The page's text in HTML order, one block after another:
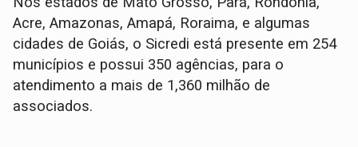
Acre, Amazonas, Amapá, Roraima, e algumas
cidades de Goiás, o Sicredi está presente em 254
municípios e possui 350 agências, para o
atendimento a mais de 1,360 milhão de
associados.